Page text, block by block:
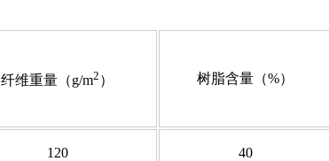
纤维重量（g/m2 ） 树脂含量（%）
120 40